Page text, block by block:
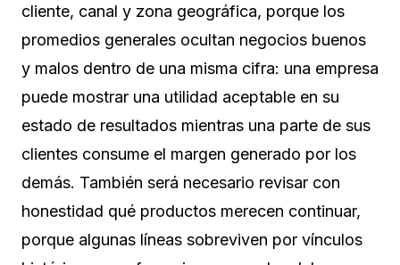
cliente, canal y zona geográfica, porque los
promedios generales ocultan negocios buenos
y malos dentro de una misma cifra: una empresa
puede mostrar una utilidad aceptable en su
estado de resultados mientras una parte de sus
clientes consume el margen generado por los
demás. También será necesario revisar con
honestidad qué productos merecen continuar,
porque algunas líneas sobreviven por vínculos